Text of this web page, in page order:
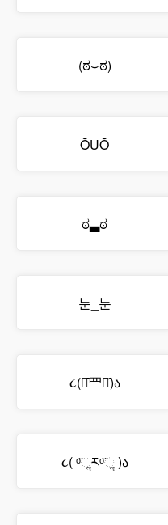
(ಠ⌣ಠ)
ŎUŎ
ಠ▃ಠ
눈_눈
૮(ꂧ᷆⺫ꂧ᷇)ა
૮( ᵒ̌ૢཪᵒ̌ૢ )ა